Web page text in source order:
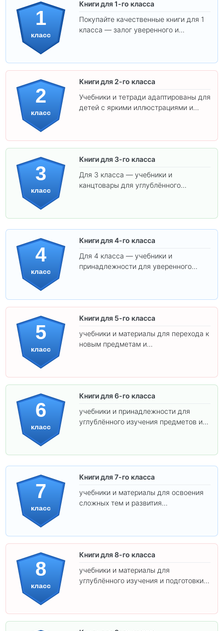
1
класс
Книги для 1-го класса
Покупайте качественные книги для 1
класса — залог уверенного и
2
класс
Книги для 2-го класса
Учебники и тетради адаптированы для
детей с яркими иллюстрациями и
3
класс
Книги для 3-го класса
Для 3 класса — учебники и
канцтовары для углублённого
4
класс
Книги для 4-го класса
Для 4 класса — учебники и
принадлежности для уверенного
5
класс
Книги для 5-го класса
учебники и материалы для перехода к
новым предметам и
6
класс
Книги для 6-го класса
учебники и принадлежности для
углублённого изучения предметов и
7
класс
Книги для 7-го класса
учебники и материалы для освоения
сложных тем и развития
8
класс
Книги для 8-го класса
учебники и материалы для
углублённого изучения и подготовки к